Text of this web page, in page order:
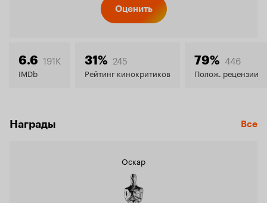
7.1
Оценить
6.6 191K
IMDb
31% 245
Рейтинг кинокритиков
79% 446
Полож. рецензии
Награды Все
Оскар